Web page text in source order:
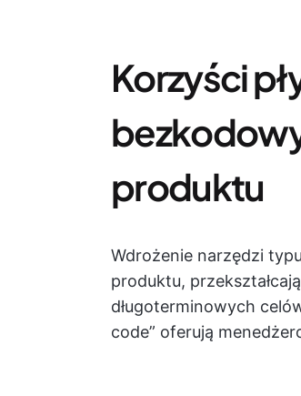
Korzyści
produktu
Wdrożenie narzędzi
produktu,
długoterminowych
code” oferują